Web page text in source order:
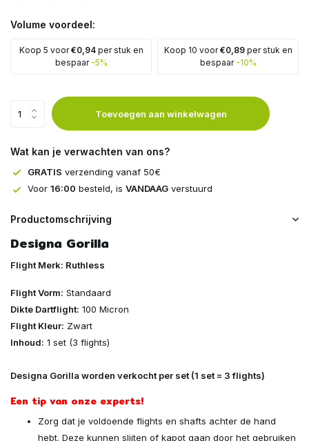
Volume voordeel:
Koop 5 voor€0,94per stuk en
bespaar -5%
Koop 10 voor€0,89per stuk en
bespaar -10%
Toevoegen aan winkelwagen
Wat kan je verwachten van ons?
GRATIS verzending vanaf 50€
Voor 16:00 besteld, is VANDAAG verstuurd
Productomschrijving
Designa Gorilla
Flight Merk: Ruthless
Flight Vorm: Standaard
Dikte Dartflight: 100 Micron
Flight Kleur: Zwart
Inhoud: 1 set (3 flights)
Designa Gorilla worden verkocht per set (1 set = 3 flights)
Een tip van onze experts!
Zorg dat je voldoende flights en shafts achter de hand
hebt. Deze kunnen slijten of kapot gaan door het gebruiken